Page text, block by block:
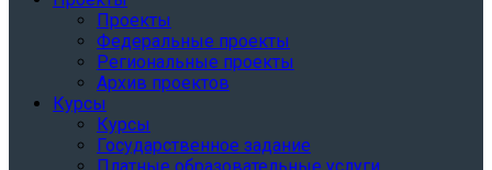
Проекты
Федеральные проекты
Региональные проекты
Архив проектов
Курсы
Курсы
Государственное задание